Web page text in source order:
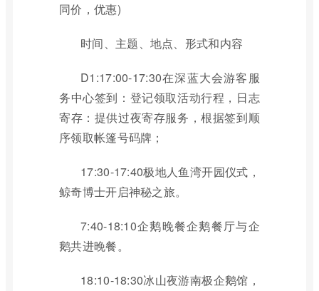
同价，优惠)
时间、主题、地点、形式和内容
D1:17:00-17:30在深蓝大会游客服
务中心签到：登记领取活动行程，日志
寄存：提供过夜寄存服务，根据签到顺
序领取帐篷号码牌；
17:30-17:40极地人鱼湾开园仪式，
鲸奇博士开启神秘之旅。
7:40-18:10企鹅晚餐企鹅餐厅与企
鹅共进晚餐。
18:10-18:30冰山夜游南极企鹅馆，